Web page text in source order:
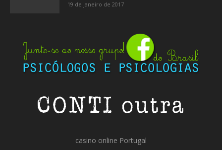
19 de janeiro de 2017
casino online Portugal